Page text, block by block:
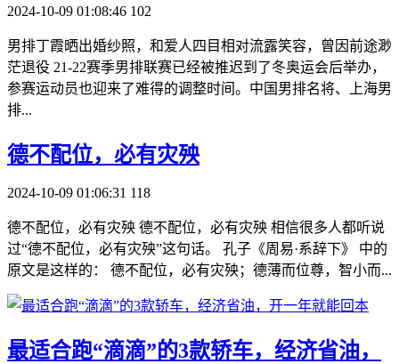
2024-10-09 01:08:46 102
男排丁霞晒出婚纱照，和爱人四目相对流露笑容，曾因前途渺
茫退役 21-22赛季男排联赛已经被推迟到了冬奥运会后举办，
参赛运动员也迎来了难得的调整时间。中国男排名将、上海男
排...
​德不配位，必有灾殃
2024-10-09 01:06:31 118
德不配位，必有灾殃 德不配位，必有灾殃 相信很多人都听说
过“德不配位，必有灾殃”这句话。 孔子《周易·系辞下》 中的
原文是这样的： 德不配位，必有灾殃；德薄而位尊，智小而...
​最适合跑“滴滴”的3款轿车，经济省油，